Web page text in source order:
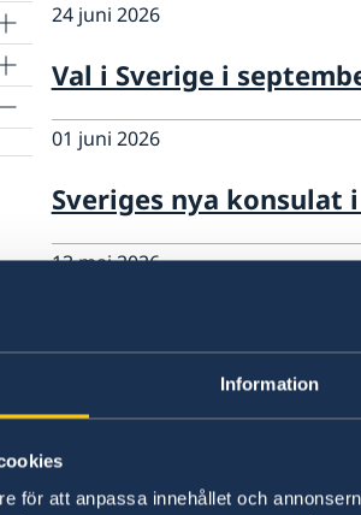
Information
för att anpassa innehållet och
24 juni 2026
Val i Sverige i
01 juni 2026
Sveriges nya konsulat
13 maj 2026
Nordstjärneorden till
utrikesdeklarationen